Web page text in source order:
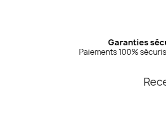
Garanties
Paiements 100%